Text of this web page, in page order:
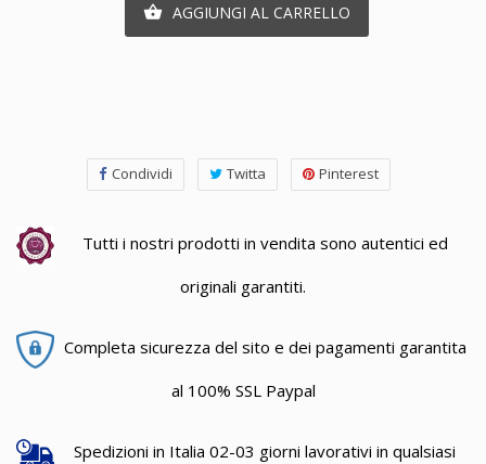
 AGGIUNGI AL CARRELLO
Condividi Twitta Pinterest
Tutti i nostri prodotti in vendita sono autentici ed
originali garantiti.
Completa sicurezza del sito e dei pagamenti garantita
al 100% SSL Paypal
Spedizioni in Italia 02-03 giorni lavorativi in qualsiasi